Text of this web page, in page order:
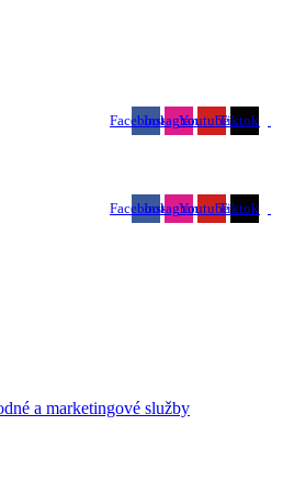
FacebookInstagramYoutubeTiktok
FacebookInstagramYoutubeTiktok
a marketingové služby